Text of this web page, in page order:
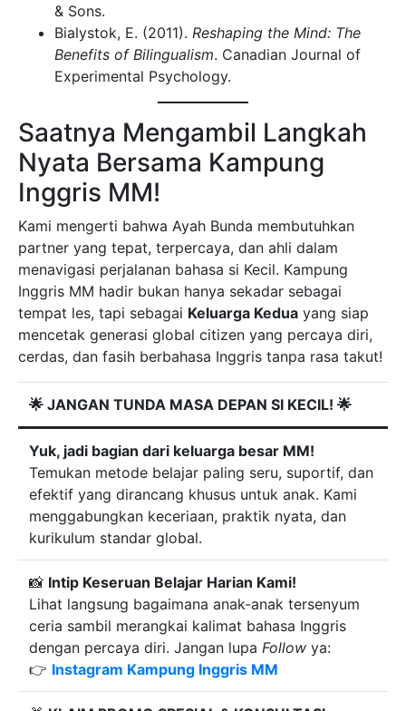
& Sons.
Bialystok, E. (2011). Reshaping the Mind: The
Benefits of Bilingualism. Canadian Journal of
Experimental Psychology.
Saatnya Mengambil Langkah
Nyata Bersama Kampung
Inggris MM!
Kami mengerti bahwa Ayah Bunda membutuhkan
partner yang tepat, terpercaya, dan ahli dalam
menavigasi perjalanan bahasa si Kecil. Kampung
Inggris MM hadir bukan hanya sekadar sebagai
tempat les, tapi sebagai Keluarga Kedua yang siap
mencetak generasi global citizen yang percaya diri,
cerdas, dan fasih berbahasa Inggris tanpa rasa takut!
🌟 JANGAN TUNDA MASA DEPAN SI KECIL! 🌟
Yuk, jadi bagian dari keluarga besar MM!
Temukan metode belajar paling seru, suportif, dan
efektif yang dirancang khusus untuk anak. Kami
menggabungkan keceriaan, praktik nyata, dan
kurikulum standar global.
📸 Intip Keseruan Belajar Harian Kami!
Lihat langsung bagaimana anak-anak tersenyum
ceria sambil merangkai kalimat bahasa Inggris
dengan percaya diri. Jangan lupa Follow ya:
👉 Instagram Kampung Inggris MM